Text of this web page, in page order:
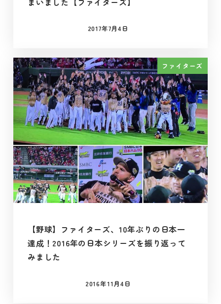
投稿日
2017年7月4日
ファイターズ
【野球】ファイターズ、10年ぶりの日本一
達成！2016年の日本シリーズを振り返って
みました
投稿日
2016年11月4日